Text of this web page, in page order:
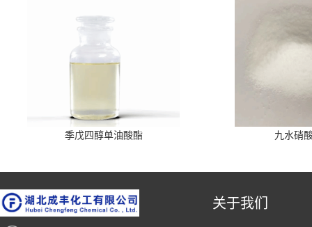
季戊四醇单油酸酯 九水硝
关于我们